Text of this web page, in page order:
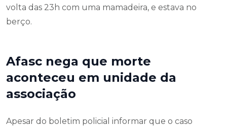
volta das 23h com uma mamadeira, e estava no
berço.
Afasc nega que morte
aconteceu em unidade da
associação
Apesar do boletim policial informar que o caso